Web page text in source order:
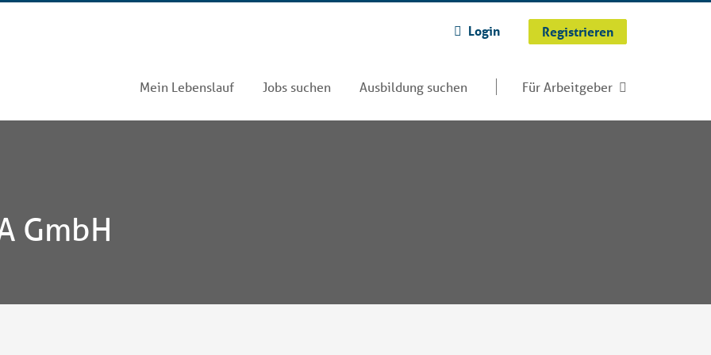
Login Registrieren
Mein Lebenslauf Jobs suchen Ausbildung suchen Für Arbeitgeber
GmbH